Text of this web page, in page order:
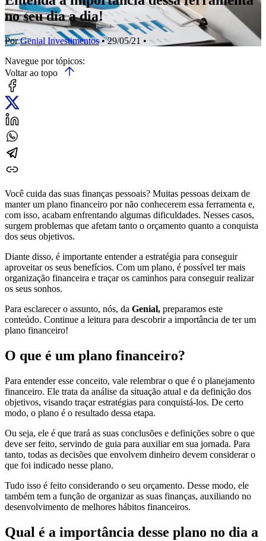
no seu dia a dia!
PorGenial Investimentos• 29/05/21 •
Navegue por tópicos:
Voltar ao topo
Você cuida das suas finanças pessoais? Muitas pessoas deixam de
manter um plano financeiro por não conhecerem essa ferramenta e,
com isso, acabam enfrentando algumas dificuldades. Nesses casos,
surgem problemas que afetam tanto o orçamento quanto a conquista
dos seus objetivos.
Diante disso, é importante entender a estratégia para conseguir
aproveitar os seus benefícios. Com um plano, é possível ter mais
organização financeira e traçar os caminhos para conseguir realizar
os seus sonhos.
Para esclarecer o assunto, nós, da Genial, preparamos este
conteúdo. Continue a leitura para descobrir a importância de ter um
plano financeiro!
O que é um plano financeiro?
Para entender esse conceito, vale relembrar o que é o planejamento
financeiro. Ele trata da análise da situação atual e da definição dos
objetivos, visando traçar estratégias para conquistá-los. De certo
modo, o plano é o resultado dessa etapa.
Ou seja, ele é que trará as suas conclusões e definições sobre o que
deve ser feito, servindo de guia para auxiliar em sua jornada. Para
tanto, todas as decisões que envolvem dinheiro devem considerar o
que foi indicado nesse plano.
Tudo isso é feito considerando o seu orçamento. Desse modo, ele
também tem a função de organizar as suas finanças, auxiliando no
desenvolvimento de melhores hábitos financeiros.
Qual é a importância desse plano no dia a